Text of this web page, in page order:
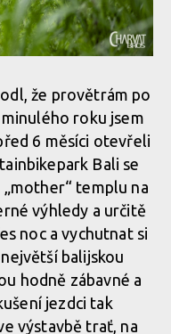
že provětrám po
roku jsem
6 měsíci otevřeli
Bali se
templu na
výhledy a určitě
noc a vychutnat si
balijskou
hodně zábavné a
jezdci tak
výstavbě trať, na